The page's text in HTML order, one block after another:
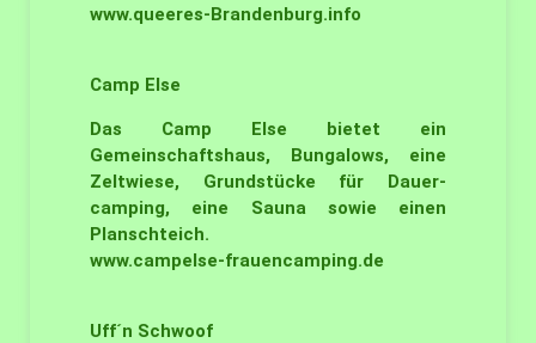
www.queeres-Brandenburg.info
Camp Else
Das Camp Else bietet ein
Gemeinschaftshaus, Bungalows, eine
Zeltwiese, Grundstücke für Dauer-
camping, eine Sauna sowie einen
Planschteich.
www.campelse-frauencamping.de
Uff´n Schwoof